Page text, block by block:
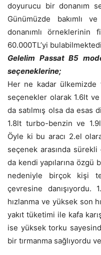
doyurucu bir donanım
Günümüzde bakımlı
donanımlı örneklerinin
60.000TL’yi
Gelelim Passat B5
seçeneklerine;
Her ne kadar ülkemizde
seçenekler olarak 1.6lt
da satılmış olsa da esas
1.8lt turbo-benzin ve
Öyle ki bu aracı 2.el
seçenek arasında
da kendi yapılarına özgü
nedeniyle birçok kişi
çevresine
hızlanma ve yüksek son
yakıt tüketimi ile kafa
ise yüksek torku
bir tırmanma sağlıyordu